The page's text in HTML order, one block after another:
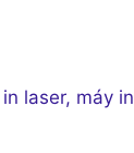
laser, máy in